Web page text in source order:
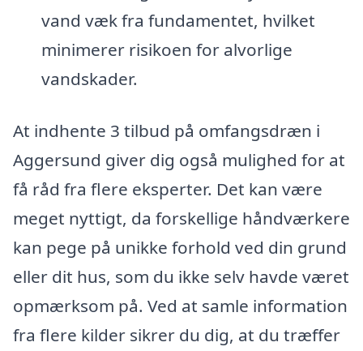
vand væk fra fundamentet, hvilket
minimerer risikoen for alvorlige
vandskader.
At indhente 3 tilbud på omfangsdræn i
Aggersund giver dig også mulighed for at
få råd fra flere eksperter. Det kan være
meget nyttigt, da forskellige håndværkere
kan pege på unikke forhold ved din grund
eller dit hus, som du ikke selv havde været
opmærksom på. Ved at samle information
fra flere kilder sikrer du dig, at du træffer